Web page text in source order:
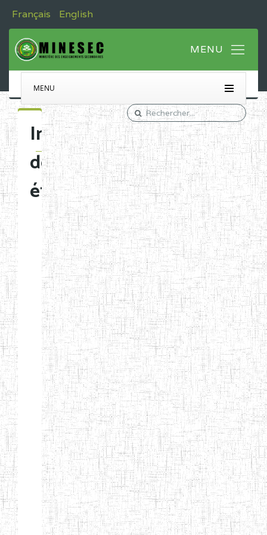
Français English
MENU
Immatriculation
des
établissements
Etablissements
d'enseignement
normal
ENI
Chercher:
Effacer les filtres
Denomination
Type